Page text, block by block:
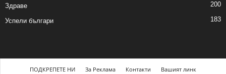
Здраве 200
Успели българи 183
ПОДКРЕПЕТЕ НИ За Реклама Контакти
Вашият линк